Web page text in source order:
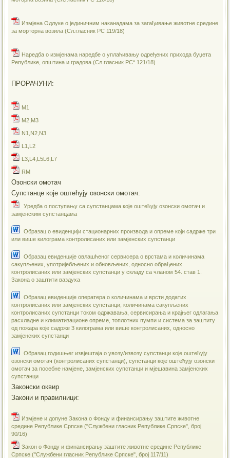
Измјена Одлуке о јединичним наканадама за загађивање животне средине
за морторна возила (Сл.гласник РС 119/18)
Наредба о измјенама наредбе о уплаћивању одређених прихода буџета
Републике, општина и градова (Сл.гласник РС“ 121/18)
ПРОРАЧУНИ:
M1
M2,M3
N1,N2,N3
L1,L2
L3,L4,L5L6,L7
RM
Озонски омотач
Супстанце које оштећују озонски омотач:
Уредба о поступању са супстанцама које оштећују озонски омотач и
замјенским супстанцама
Образац о евиденцији стационарних производа и опреме који садрже три
или више килограма контролисаних или замјенских супстанци
Образац евиденције овлашћеног сервисера о врстама и количинама
сакупљених, употријебљених и обновљених, односно обрађених
контролисаних или замјенских супстанци у складу са чланом 54. став 1.
Закона о заштити ваздуха
Образац евиденције оператера о количинама и врсти додатих
контролисаних или замјенских супстанци, количинама сакупљених
контролисаних супстанци током одржавања, сервисирања и крајњег одлагања
расхладне и климатизационе опреме, топлотних пумпи и система за заштиту
од пожара које садрже 3 килограма или више контролисаних, односно
замјенских супстанци
Образац годишњег извјештаја о увозу/извозу супстанци које оштећују
озонски омотач (контролисаних супстанци), супстанци које оштећују озонски
омотач за посебне намјене, замјенских супстанци и мјешавина замјенских
супстанци
Законски оквир
Закони и правилници:
Измјенe и допуне Закона о Фонду и финансирању заштите животне
средине Републике Српске ("Службени гласник Републике Српске", број
90/16)
Закон о Фонду и финансирању заштите животне средине Републике
Српске ("Службени гласник Републике Српске", број 117/11)